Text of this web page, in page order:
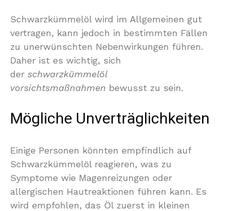
Schwarzkümmelöl wird im Allgemeinen gut
vertragen, kann jedoch in bestimmten Fällen
zu unerwünschten Nebenwirkungen führen.
Daher ist es wichtig, sich
der schwarzkümmelöl
vorsichtsmaßnahmen bewusst zu sein.
Mögliche Unverträglichkeiten
Einige Personen könnten empfindlich auf
Schwarzkümmelöl reagieren, was zu
Symptome wie Magenreizungen oder
allergischen Hautreaktionen führen kann. Es
wird empfohlen, das Öl zuerst in kleinen